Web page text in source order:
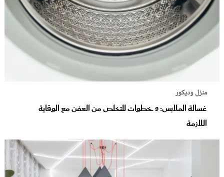
منزل وديكور
غسالة الملابس: 9 خطوات للتخلص من العفن مع الوقاية
اللازمة